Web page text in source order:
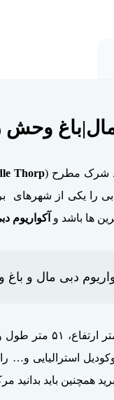
مال|باغ
شرک مطرح (Thorp
را یکی از شهرهای
ها باشد و آکواریوم
دبی مال و باغ
استرالیایی و…
همچنین باید بدانید